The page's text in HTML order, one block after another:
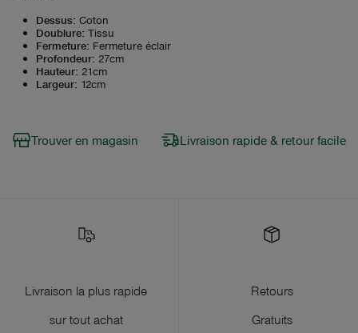
Dessus: Coton
Doublure: Tissu
Fermeture: Fermeture éclair
Profondeur: 27cm
Hauteur: 21cm
Largeur: 12cm
Trouver en magasin Livraison rapide & retour facile
Livraison la plus rapide
sur tout achat
Retours
Gratuits